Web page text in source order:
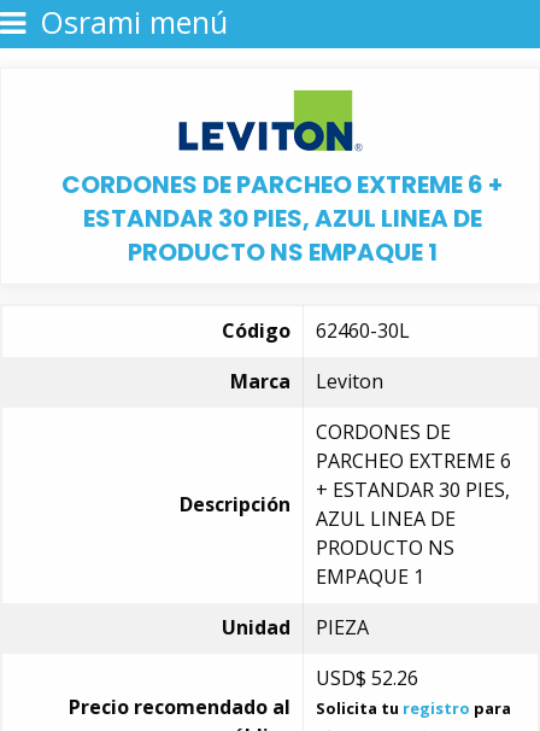
Osrami menú
CORDONES DE PARCHEO EXTREME 6 +
ESTANDAR 30 PIES, AZUL LINEA DE
PRODUCTO NS EMPAQUE 1
Código
62460-30L
Marca
Leviton
Descripción
CORDONES DE
PARCHEO EXTREME 6
+ ESTANDAR 30 PIES,
AZUL LINEA DE
PRODUCTO NS
EMPAQUE 1
Unidad
PIEZA
Precio recomendado al
USD$ 52.26
Solicita tu registro para